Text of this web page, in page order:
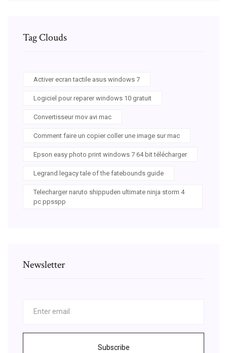
Tag Clouds
Activer ecran tactile asus windows 7
Logiciel pour reparer windows 10 gratuit
Convertisseur mov avi mac
Comment faire un copier coller une image sur mac
Epson easy photo print windows 7 64 bit télécharger
Legrand legacy tale of the fatebounds guide
Telecharger naruto shippuden ultimate ninja storm 4
pc ppsspp
Newsletter
Subscribe